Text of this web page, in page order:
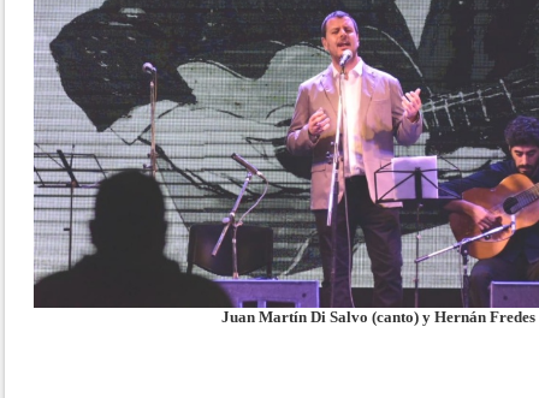
Juan Martín Di Salvo (canto) y Hernán